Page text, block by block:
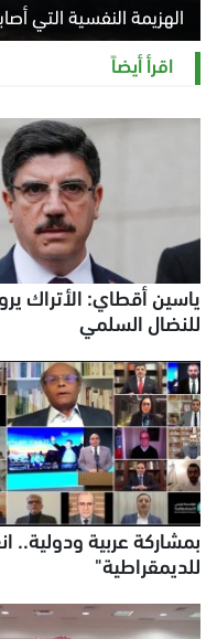
الهزيمة النفسية التي
الخميس 6 أغسطس 2026 11:12 ص
اقرأ أيضاً
ياسين أقطاي: الأتراك
للنضال السلمي
بمشاركة عربية
للديمقراطية"